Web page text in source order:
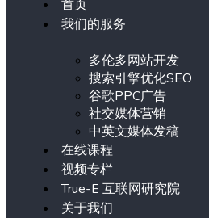
首页
我们的服务
多伦多网站开发
搜索引擎优化SEO
谷歌PPC广告
社交媒体营销
中英文媒体发稿
在线课程
视频专栏
True-E 互联网研究院
关于我们